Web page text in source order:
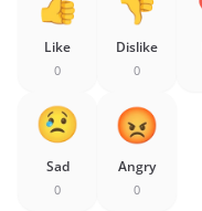
Like
0
Dislike
0
Sad
0
Angry
0